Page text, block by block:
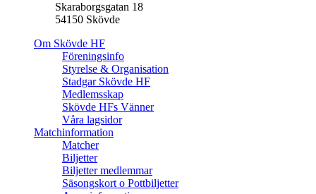
Skaraborgsgatan 18
54150 Skövde
Om Skövde HF
Föreningsinfo
Styrelse & Organisation
Stadgar Skövde HF
Medlemsskap
Skövde HFs Vänner
Våra lagsidor
Matchinformation
Matcher
Biljetter
Biljetter medlemmar
Säsongskort o Pottbiljetter